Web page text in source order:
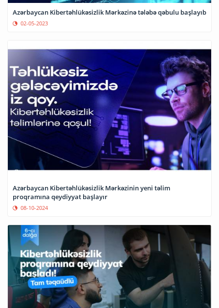
Azərbaycan Kibertəhlükəsizlik Mərkəzinə tələbə qəbulu başlayıb
02-05-2023
Azərbaycan Kibertəhlükəsizlik Mərkəzinin yeni təlim
proqramına qeydiyyat başlayır
08-10-2024